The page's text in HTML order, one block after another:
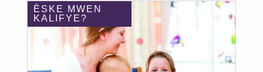
ÈSKE MWEN
KALIFYE?